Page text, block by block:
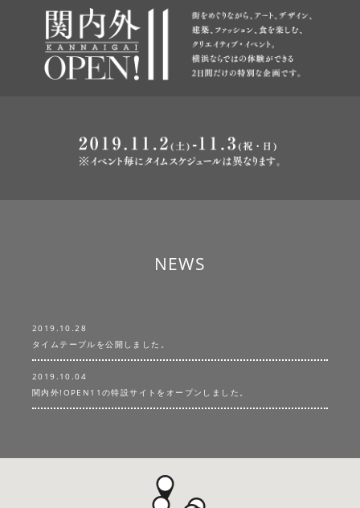
NEWS
2019.10.28
タイムテーブルを公開しました。
2019.10.04
関内外!OPEN11の特設サイトをオープンしました。